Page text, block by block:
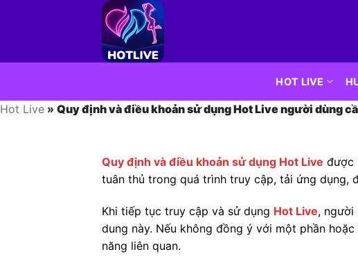
dung
HOT LIVE
Hot Live » Quy định và điều khoản sử dụng Hot Live người dùng
Quy định và điều khoản sử dụng Hot Live được
tuân thủ trong quá trình truy cập, tải ứng dụng,
Khi tiếp tục truy cập và sử dụng Hot Live, người
dung này. Nếu không đồng ý với một phần
năng liên quan.